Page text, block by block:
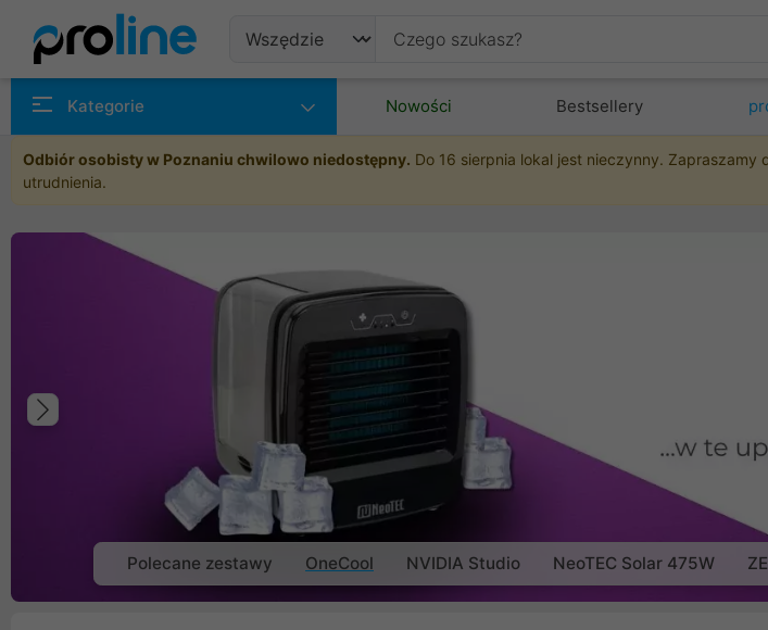
Kategorie Nowości Bestsellery
Odbiór osobisty w Poznaniu chwilowo niedostępny. Do 16 sierpnia lokal jest nieczynny.
utrudnienia.
Poprzedni
Polecane zestawy OneCool NVIDIA Studio NeoTEC Solar 475W